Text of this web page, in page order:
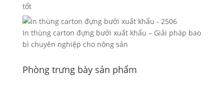
tốt
In thùng carton đựng bưởi xuất khẩu – Giải pháp bao
bì chuyên nghiệp cho nông sản
Phòng trưng bày sản phẩm